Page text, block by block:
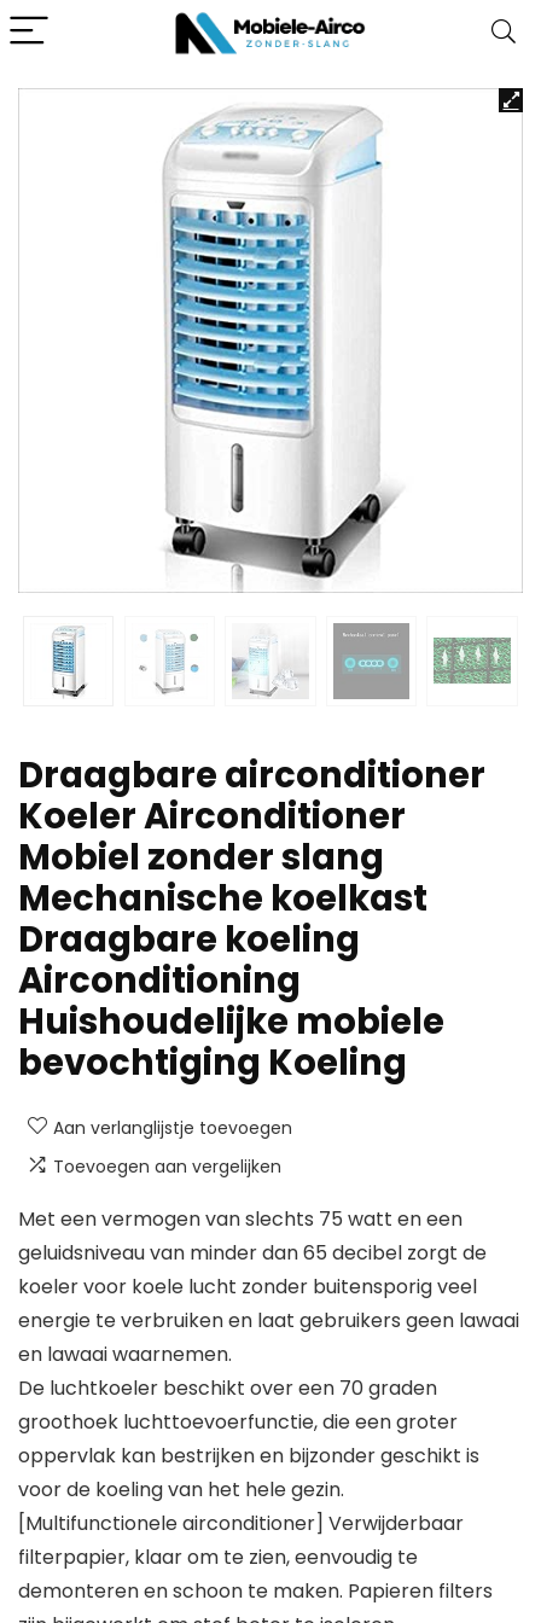
Draagbare airconditioner
Koeler Airconditioner
Mobiel zonder slang
Mechanische koelkast
Draagbare koeling
Airconditioning
Huishoudelijke mobiele
bevochtiging Koeling
Aan verlanglijstje toevoegen
Toevoegen aan vergelijken
Met een vermogen van slechts 75 watt en een
geluidsniveau van minder dan 65 decibel zorgt de
koeler voor koele lucht zonder buitensporig veel
energie te verbruiken en laat gebruikers geen lawaai
en lawaai waarnemen.
De luchtkoeler beschikt over een 70 graden
groothoek luchttoevoerfunctie, die een groter
oppervlak kan bestrijken en bijzonder geschikt is
voor de koeling van het hele gezin.
[Multifunctionele airconditioner] Verwijderbaar
filterpapier, klaar om te zien, eenvoudig te
demonteren en schoon te maken. Papieren filters